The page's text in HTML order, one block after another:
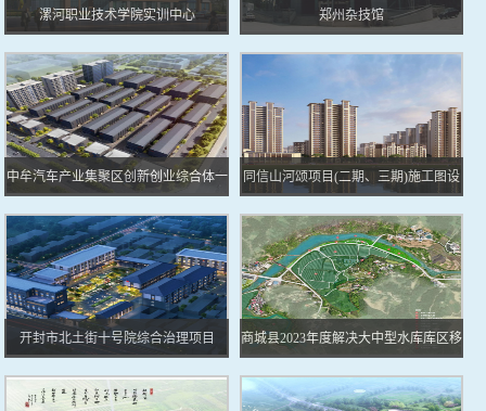
漯河职业技术学院实训中心 郑州杂技馆
中牟汽车产业集聚区创新创业综合体一
期工程
同信山河颂项目(二期、三期)施工图设
计
开封市北土街十号院综合治理项目 商城县2023年度解决大中型水库库区移
民安置区突出问题实施方案